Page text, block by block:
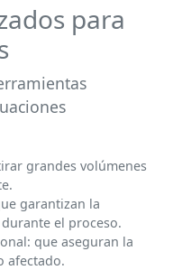
para
grandes volúmenes
garantizan la
el proceso.
que aseguran la
afectado.